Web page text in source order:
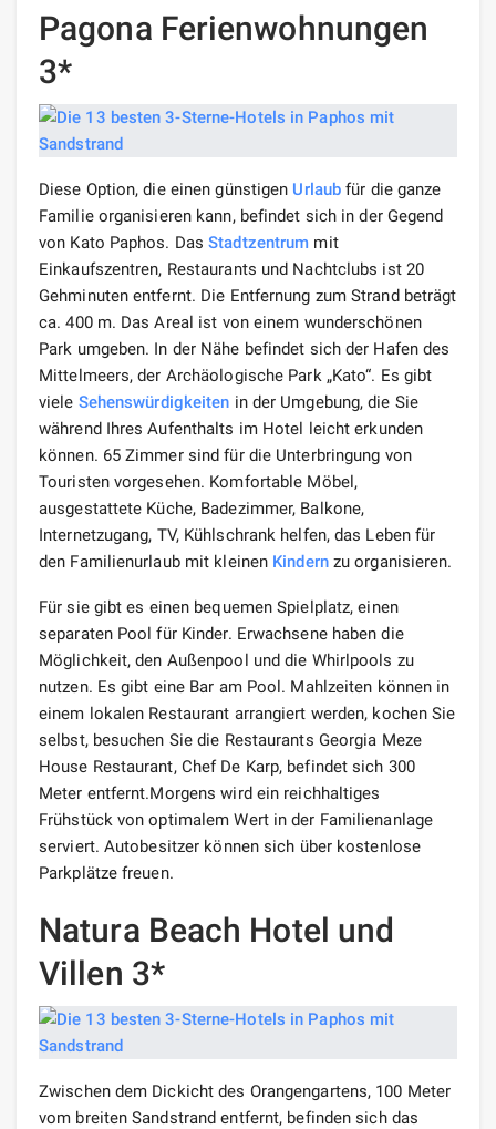
Pagona Ferienwohnungen
3*
Diese Option, die einen günstigen Urlaub für die ganze
Familie organisieren kann, befindet sich in der Gegend
von Kato Paphos. DasStadtzentrum mit
Einkaufszentren, Restaurants und Nachtclubs ist 20
Gehminuten entfernt. Die Entfernung zum Strand beträgt
ca. 400 m. Das Areal ist von einem wunderschönen
Park umgeben. In der Nähe befindet sich der Hafen des
Mittelmeers, der Archäologische Park „Kato“. Es gibt
viele Sehenswürdigkeiten in der Umgebung, die Sie
während Ihres Aufenthalts im Hotel leicht erkunden
können. 65 Zimmer sind für die Unterbringung von
Touristen vorgesehen. Komfortable Möbel,
ausgestattete Küche, Badezimmer, Balkone,
Internetzugang, TV, Kühlschrank helfen, das Leben für
den Familienurlaub mit kleinen Kindernzu organisieren.
Für sie gibt es einen bequemen Spielplatz, einen
separaten Pool für Kinder. Erwachsene haben die
Möglichkeit, den Außenpool und die Whirlpools zu
nutzen. Es gibt eine Bar am Pool. Mahlzeiten können in
einem lokalen Restaurant arrangiert werden, kochen Sie
selbst, besuchen Sie die Restaurants Georgia Meze
House Restaurant, Chef De Karp, befindet sich 300
Meter entfernt.Morgens wird ein reichhaltiges
Frühstück von optimalem Wert in der Familienanlage
serviert. Autobesitzer können sich über kostenlose
Parkplätze freuen.
Natura Beach Hotel und
Villen 3*
Zwischen dem Dickicht des Orangengartens, 100 Meter
vom breiten Sandstrand entfernt, befinden sich das